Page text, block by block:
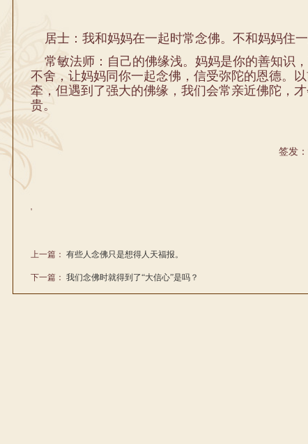
居士：我和妈妈在一起时常念佛。不和妈妈住一
常敏法师：自己的佛缘浅。妈妈是你的善知识
不舍，让妈妈同你一起念佛，信受弥陀的恩德。
牵，但遇到了强大的佛缘，我们会常亲近佛陀，
贵。
签发
'
上一篇： 有些人念佛只是想得人天福报。
下一篇： 我们念佛时就得到了“大信心”是吗？